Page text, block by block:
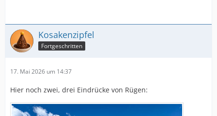
Kosakenzipfel
Fortgeschritten
17. Mai 2026 um 14:37
Hier noch zwei, drei Eindrücke von Rügen: